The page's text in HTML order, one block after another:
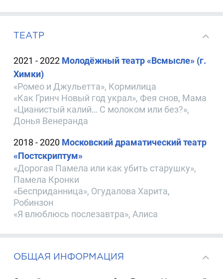
ТЕАТР
2021 - 2022 Молодёжный театр «Всмысле» (г.
Химки)
«Ромео и Джульетта», Кормилица
«Как Гринч Новый год украл», Фея снов, Мама
«Цианистый калий… С молоком или без?»,
Донья Венеранда
2018 - 2020 Московский драматический театр
«Постскриптум»
«Дорогая Памела или как убить старушку»,
Памела Кронки
«Бесприданница», Огудалова Харита,
Робинзон
«Я влюблюсь послезавтра», Алиса
ОБЩАЯ ИНФОРМАЦИЯ